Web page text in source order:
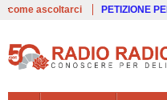
come ascoltarci PETIZIONE